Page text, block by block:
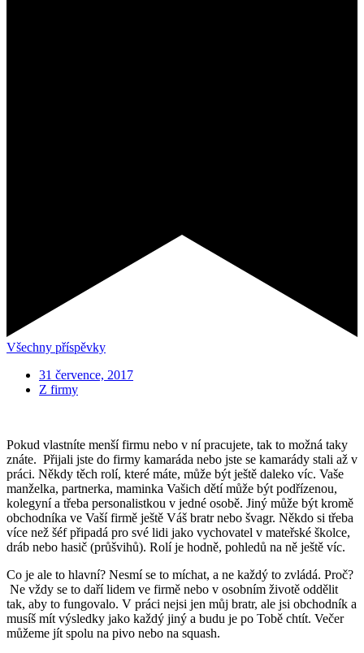
Všechny příspěvky
31 července, 2017
Z firmy
Pokud vlastníte menší firmu nebo v ní pracujete, tak to možná taky
znáte. Přijali jste do firmy kamaráda nebo jste se kamarády stali až v
práci. Někdy těch rolí, které máte, může být ještě daleko víc. Vaše
manželka, partnerka, maminka Vašich dětí může být podřízenou,
kolegyní a třeba personalistkou v jedné osobě. Jiný může být kromě
obchodníka ve Vaší firmě ještě Váš bratr nebo švagr. Někdo si třeba
více než šéf připadá pro své lidi jako vychovatel v mateřské školce,
dráb nebo hasič (průšvihů). Rolí je hodně, pohledů na ně ještě víc.
Co je ale to hlavní? Nesmí se to míchat, a ne každý to zvládá. Proč?
Ne vždy se to daří lidem ve firmě nebo v osobním životě oddělit
tak, aby to fungovalo. V práci nejsi jen můj bratr, ale jsi obchodník a
musíš mít výsledky jako každý jiný a budu je po Tobě chtít. Večer
můžeme jít spolu na pivo nebo na squash.